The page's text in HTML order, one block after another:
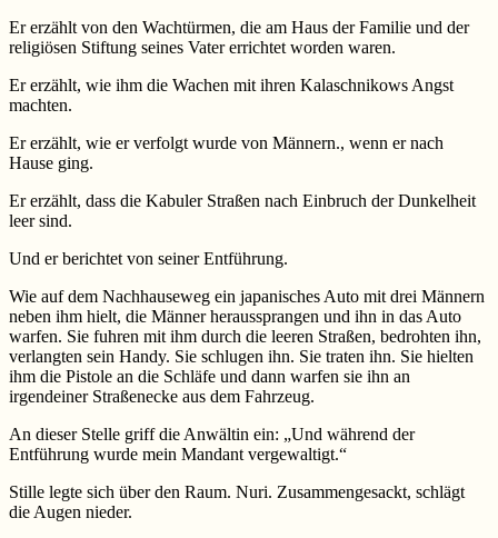
Er erzählt von den Wachtürmen, die am Haus der Familie und der
religiösen Stiftung seines Vater errichtet worden waren.
Er erzählt, wie ihm die Wachen mit ihren Kalaschnikows Angst
machten.
Er erzählt, wie er verfolgt wurde von Männern., wenn er nach
Hause ging.
Er erzählt, dass die Kabuler Straßen nach Einbruch der Dunkelheit
leer sind.
Und er berichtet von seiner Entführung.
Wie auf dem Nachhauseweg ein japanisches Auto mit drei Männern
neben ihm hielt, die Männer heraussprangen und ihn in das Auto
warfen. Sie fuhren mit ihm durch die leeren Straßen, bedrohten ihn,
verlangten sein Handy. Sie schlugen ihn. Sie traten ihn. Sie hielten
ihm die Pistole an die Schläfe und dann warfen sie ihn an
irgendeiner Straßenecke aus dem Fahrzeug.
An dieser Stelle griff die Anwältin ein: „Und während der
Entführung wurde mein Mandant vergewaltigt.“
Stille legte sich über den Raum. Nuri. Zusammengesackt, schlägt
die Augen nieder.